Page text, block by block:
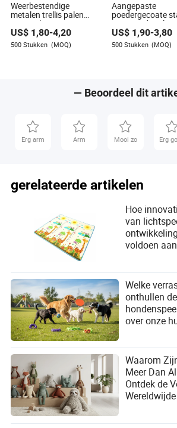
Weerbestendige
metalen trellis palen
voor veilige
wijngaardomheiningen
US$ 1,80-4,20
500 Stukken (MOQ)
Aangepaste
poedergecoate
wijngaardpaal
open gable trellis
eindpaal
heetgedompeld
ondersteuning
plantenpaal
US$ 1,90-3,80
500 Stukken (MOQ)
— Beoordeel dit
Erg arm Arm Mooi zo Erg
gerelateerde artikelen
Hoe
van
voldoen
Welke
onthullen
over onze
Waarom
Meer Dan
Ontdek de